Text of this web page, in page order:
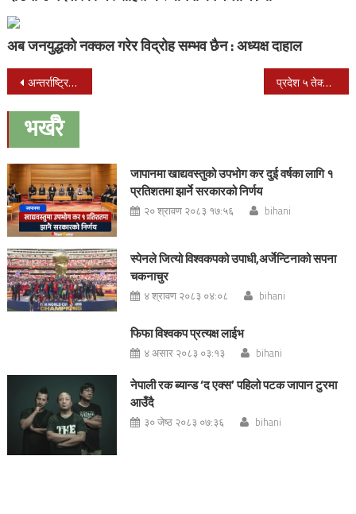
अब जनयुद्धको नक्कल गरेर विद्रोह सम्भव छैन : अध्यक्ष दाहाल
Post
navigation
अन्तर्राष्ट्रिय रेडपाण्डा दिवस मनाईंदै प्रदेश ५ तेक्वान्दो महासंघको अध्यक्षमा विरेन्द्र शाहि चयन
भर्खरै
जापानमा खाद्यवस्तुको उपभोग कर दुई वर्षका लागि १
प्रतिशतमा झार्ने सरकारको निर्णय
२० श्रावण २०८३ १७:५६ bihani
स्पेनले जित्यो विश्वकपको उपाधी,अर्जेन्टिनाको सपना
चकनाचुर
४ श्रावण २०८३ ०४:०८ bihani
फिफा विश्वकप प्रत्यक्ष लाईभ
४ असार २०८३ ०३:१३ bihani
नेपाली रक ब्यान्ड ‘द एक्स’ पहिलो पटक जापान टुरमा
आउँदै
३० जेष्ठ २०८३ ०७:३६ bihani